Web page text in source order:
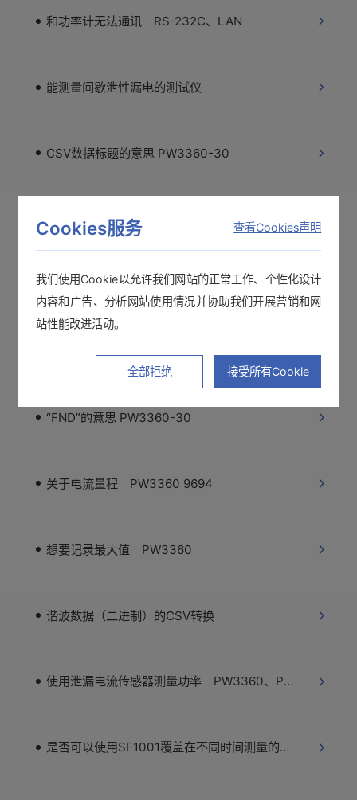
和功率计无法通讯 RS-232C、LAN
能测量间歇泄性漏电的测试仪
CSV数据标题的意思 PW3360-30
Excel中不显示谐波数据 PW3360-31
最大显示范围 功率计查看软件
“FND”的意思 PW3360-30
关于电流量程 PW3360 9694
想要记录最大值 PW3360
谐波数据（二进制）的CSV转换
使用泄漏电流传感器测量功率 PW3360、PW3365
是否可以使用SF1001覆盖在不同时间测量的多个数据？
Cookies服务 查看Cookies声明
我们使用Cookie以允许我们网站的正常工作、个性化设计
内容和广告、分析网站使用情况并协助我们开展营销和网
站性能改进活动。
全部拒绝 接受所有Cookie